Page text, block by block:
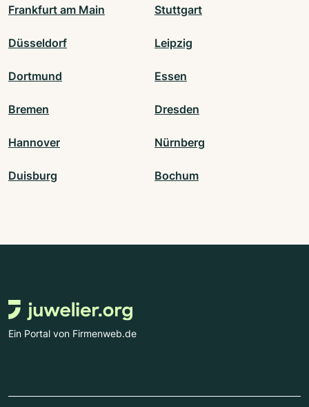
Frankfurt am Main Stuttgart
Düsseldorf Leipzig
Dortmund Essen
Bremen Dresden
Hannover Nürnberg
Duisburg Bochum
Ein Portal von Firmenweb.de